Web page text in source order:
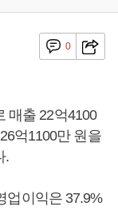
0
매출 22억4100
억1100만 원을
.
업이익은 37.9%